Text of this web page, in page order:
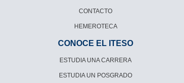
CONTACTO
HEMEROTECA
CONOCE EL ITESO
ESTUDIA UNA CARRERA
ESTUDIA UN POSGRADO